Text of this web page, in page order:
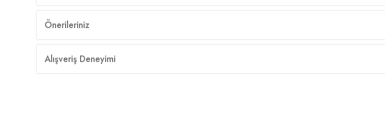
Önerileriniz
Alışveriş Deneyimi